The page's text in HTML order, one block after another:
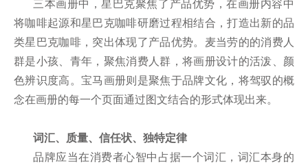
三本画册中，星巴克聚焦了产品优势，在画册内容中
将咖啡起源和星巴克咖啡研磨过程相结合，打造出新的品
类星巴克咖啡，突出体现了产品优势。麦当劳的的消费人
群是小孩、青年，聚焦消费人群，将画册设计的活泼、颜
色辨识度高。宝马画册则是聚焦于品牌文化，将驾驭的概
念在画册的每一个页面通过图文结合的形式体现出来。
词汇、质量、信任状、独特定律
品牌应当在消费者心智中占据一个词汇，词汇本身的